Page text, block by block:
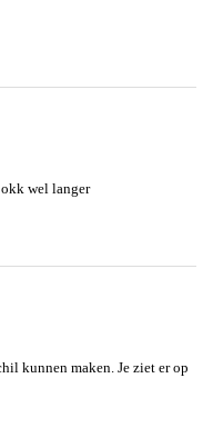
wel langer
kunnen maken. Je ziet er op